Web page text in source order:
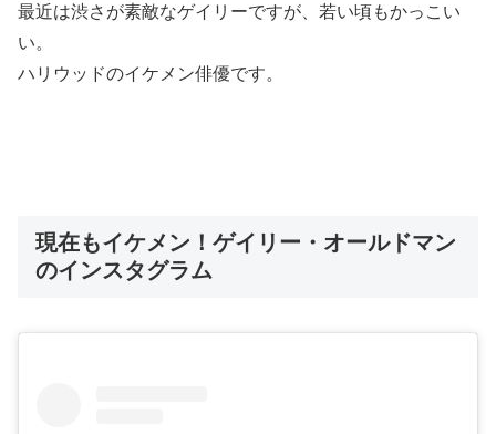
最近は渋さが素敵なゲイリーですが、若い頃もかっこい
い。
ハリウッドのイケメン俳優です。
現在もイケメン！ゲイリー・オールドマン
のインスタグラム